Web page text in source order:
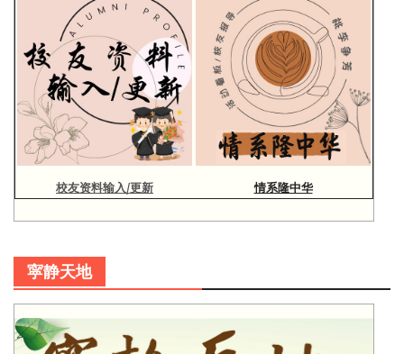
校友资料输入/更新 情系隆中华
寜静天地